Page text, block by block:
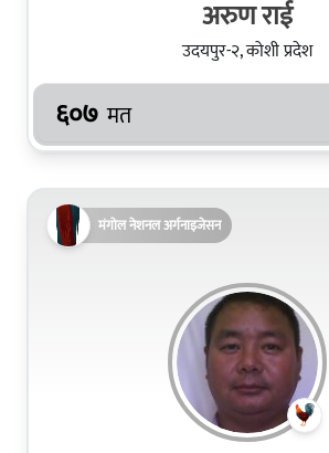
अरुण राई
उदयपुर-२, कोशी प्रदेश
६०७ मत
मंगोल नेशनल अर्गनाइजेसन